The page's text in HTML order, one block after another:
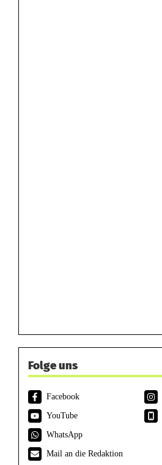
Folge uns
Facebook
YouTube
WhatsApp
Mail an die Redaktion